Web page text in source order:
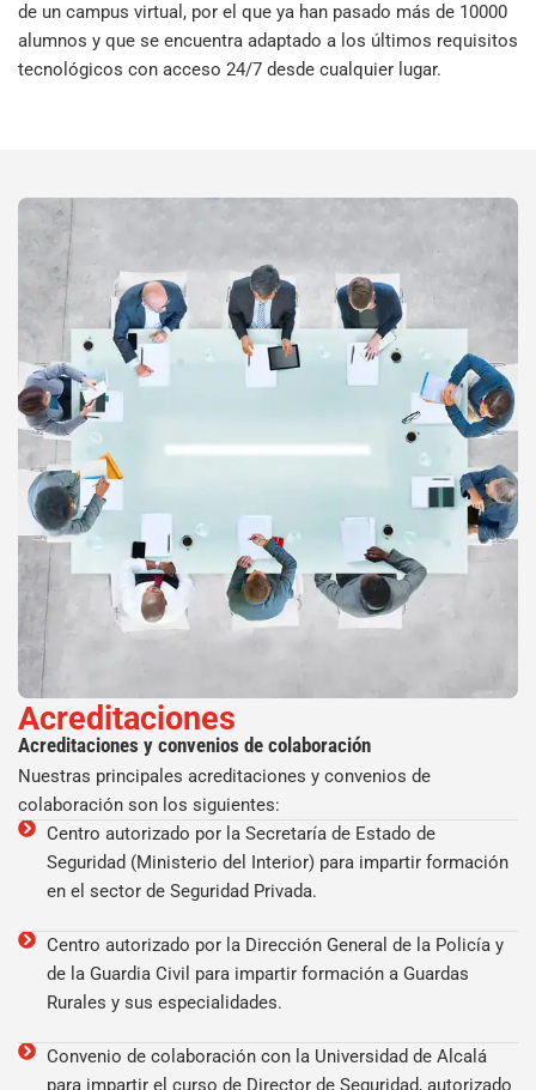
de un campus virtual, por el que ya han pasado más de 10000
alumnos y que se encuentra adaptado a los últimos requisitos
tecnológicos con acceso 24/7 desde cualquier lugar.
Acreditaciones
Acreditaciones y convenios de colaboración
Nuestras principales acreditaciones y convenios de
colaboración son los siguientes:
Centro autorizado por la Secretaría de Estado de
Seguridad (Ministerio del Interior) para impartir formación
en el sector de Seguridad Privada.
Centro autorizado por la Dirección General de la Policía y
de la Guardia Civil para impartir formación a Guardas
Rurales y sus especialidades.
Convenio de colaboración con la Universidad de Alcalá
para impartir el curso de Director de Seguridad, autorizado